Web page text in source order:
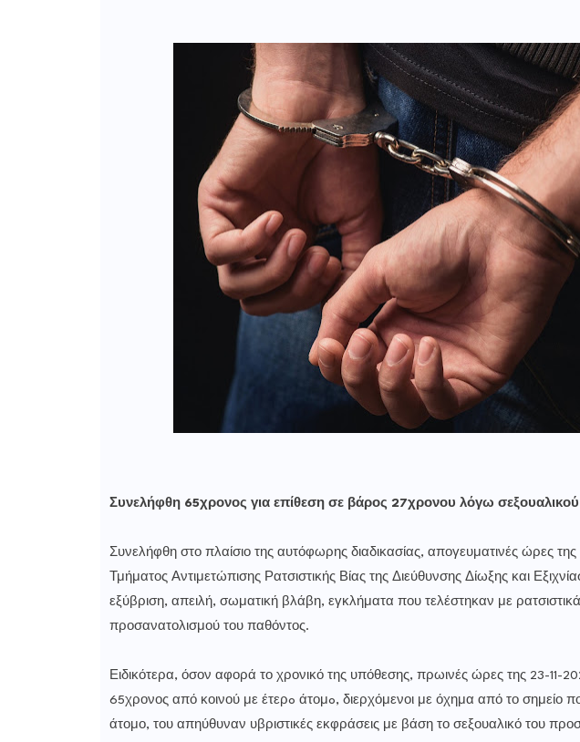
Συνελήφθη 65χρονος για επίθεση σε βάρος 27χρονου λόγω
Συνελήφθη στο πλαίσιο της αυτόφωρης διαδικασίας, απογευματινές ώρες
Τμήματος Αντιμετώπισης Ρατσιστικής Βίας της Διεύθυνσης Δίωξης και
εξύβριση, απειλή, σωματική βλάβη, εγκλήματα που τελέστηκαν με
προσανατολισμού του παθόντος.
Ειδικότερα, όσον αφορά το χρονικό της υπόθεσης, πρωινές ώρες της 23-11-
65χρονος από κοινού με έτερo άτομo, διερχόμενοι με όχημα από το σημείο
άτομο, του απηύθυναν υβριστικές εκφράσεις με βάση το σεξουαλικό του